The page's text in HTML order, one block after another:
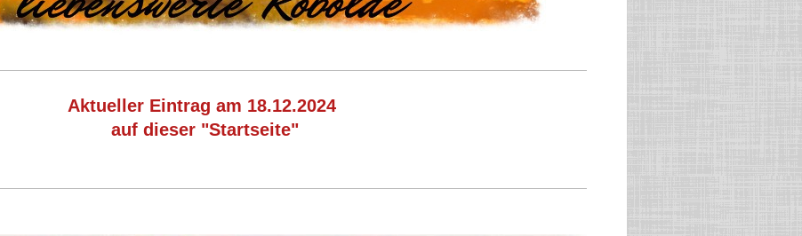
Aktueller Eintrag am 18.12.2024
auf dieser "Startseite"